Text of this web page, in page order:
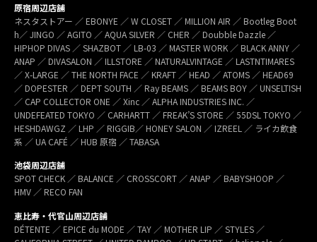
原宿周辺店舗
ネスタストアー ／ EBONYE ／ W CLOSET ／ MILLION AIR ／ Bootleg Boot
h／ JINGO ／ AGITO ／ AQUA SILVER ／ CHER ／ Doubble Dazzle ／
HIPHOP DIVAS ／ SHAZBOT ／ LB-03 ／ MASTER WORK ／ BLACK ANNY ／
ANAP ／ DIVASALON ／ ILLSTORE ／ NATURALVINTAGE ／ LASTNTIMARES
／ X-LARGE ／ THE NORTH FACE ／ KRAFT ／ HEAD ／ ATOMS ／ HEAD69
／ DOPESTER ／ DEPT SOUTH ／ Ray BEAMS ／ BEAMS BOY ／ UNSELTISH
／ CAP COLLECTOR ONE ／ Xinc ／ ALPHA INDUSTRIES INC. ／
UNDEFEATED TOKYO ／ CARHARTT ／ FREAK’S STORE ／ 55DSL TOKYO ／
HESHDAWGZ ／ LHP ／ RIGGIB／ HONEY SALON ／ IZREEL ／ ライカ飲食
系 ／ UA CAFÉ ／ HUB 原宿 ／ TABASA
池袋周辺店舗
SPOT CHECK ／ BALANCE ／ CROSSCORT ／ ANAP ／ BABYSHOOP ／
HMV ／ RECO FAN
恵比寿・代官山周辺店舗
DÉTENTE ／ EPICE du MODE ／ TAY ／ MOTHER LIP ／ STYLES ／